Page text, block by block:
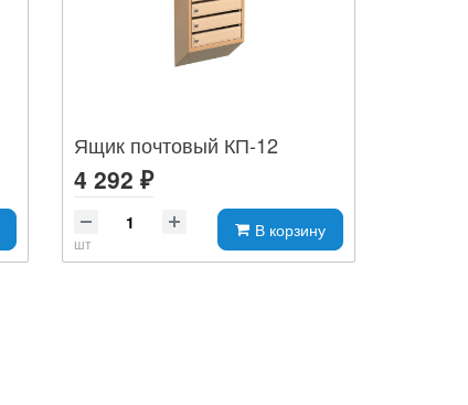
Ящик почтовый КП-12
4 292 ₽
шт
В корзину